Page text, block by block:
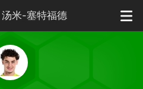
汤米-塞特福德